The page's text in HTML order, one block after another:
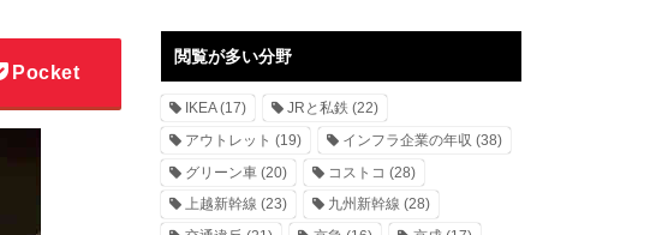
Pocket
閲覧が多い分野
IKEA(17) JRと私鉄 (22)
アウトレット (19) インフラ企業の年収 (38)
グリーン車 (20) コストコ (28)
上越新幹線 (23) 九州新幹線 (28)